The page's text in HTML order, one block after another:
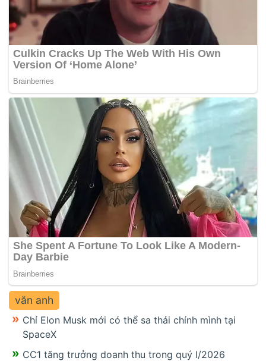
văn anh
Chỉ Elon Musk mới có thể sa thải chính mình tại
SpaceX
CC1 tăng trưởng doanh thu trong quý I/2026